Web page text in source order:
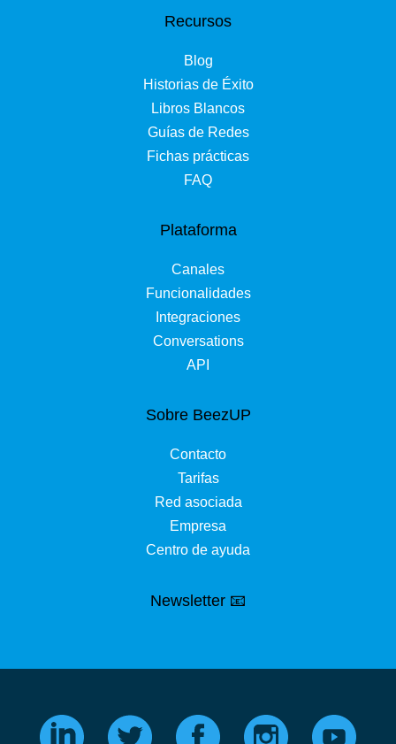
Recursos
Blog
Historias de Éxito
Libros Blancos
Guías de Redes
Fichas prácticas
FAQ
Plataforma
Canales
Funcionalidades
Integraciones
Conversations
API
Sobre BeezUP
Contacto
Tarifas
Red asociada
Empresa
Centro de ayuda
Newsletter 📧